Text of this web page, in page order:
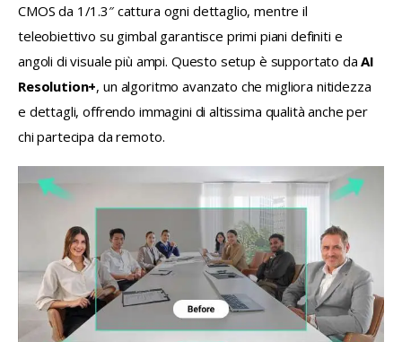
CMOS da 1/1.3″ cattura ogni dettaglio, mentre il
teleobiettivo su gimbal garantisce primi piani definiti e
angoli di visuale più ampi. Questo setup è supportato da AI
Resolution+, un algoritmo avanzato che migliora nitidezza
e dettagli, offrendo immagini di altissima qualità anche per
chi partecipa da remoto.